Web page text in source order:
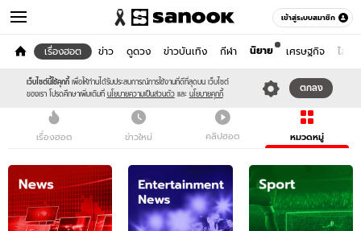
เข้าสู่ระบบสมาชิก
หน้าแรก
เรื่องฮอต ข่าว ดูดวง ข่าวบันเทิง กีฬา เศรษฐกิจ ไลฟ์
นิยาย
เว็บไซต์นี้ใช้คุกกี้ เพื่อให้ท่านได้รับประสบการณ์การใช้งานที่ดีที่สุดบน เว็บไซต์
ของเรา โปรดศึกษาเพิ่มเติมที่ นโยบายความเป็นส่วนตัว และ นโยบายคุกกี้
ตกลง
เรื่องฮอตตามหมวดหมู่
เรื่องฮอต ข่าวใหม่ คลิปฮอต หมวดหมู่